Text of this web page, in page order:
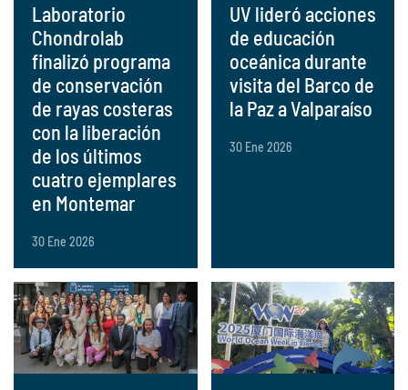
Laboratorio
Chondrolab
finalizó programa
de conservación
de rayas costeras
con la liberación
de los últimos
cuatro ejemplares
en Montemar
30 Ene 2026
UV lideró acciones
de educación
oceánica durante
visita del Barco de
la Paz a Valparaíso
30 Ene 2026